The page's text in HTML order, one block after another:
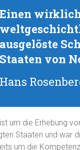
Einen
ausgelöste
Staaten von
Hans
um die Erhebung
Staaten und war
um die